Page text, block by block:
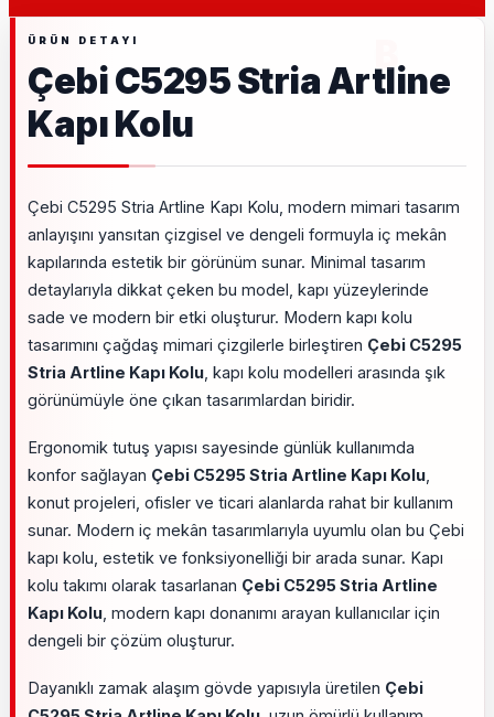
Çebi C5295 Stria Artline
Kapı Kolu
Çebi C5295 Stria Artline Kapı Kolu, modern mimari tasarım
anlayışını yansıtan çizgisel ve dengeli formuyla iç mekân
kapılarında estetik bir görünüm sunar. Minimal tasarım
detaylarıyla dikkat çeken bu model, kapı yüzeylerinde
sade ve modern bir etki oluşturur. Modern kapı kolu
tasarımını çağdaş mimari çizgilerle birleştiren Çebi C5295
Stria Artline Kapı Kolu , kapı kolu modelleri arasında şık
görünümüyle öne çıkan tasarımlardan biridir.
Ergonomik tutuş yapısı sayesinde günlük kullanımda
konfor sağlayan Çebi C5295 Stria Artline Kapı Kolu
konut projeleri, ofisler ve ticari alanlarda rahat bir kullanım
sunar. Modern iç mekân tasarımlarıyla uyumlu olan bu Çebi
kapı kolu, estetik ve fonksiyonelliği bir arada sunar. Kapı
kolu takımı olarak tasarlanan Çebi C5295 Stria Artline
Kapı Kolu , modern kapı donanımı arayan kullanıcılar için
dengeli bir çözüm oluşturur.
Dayanıklı zamak alaşım gövde yapısıyla üretilen Çebi